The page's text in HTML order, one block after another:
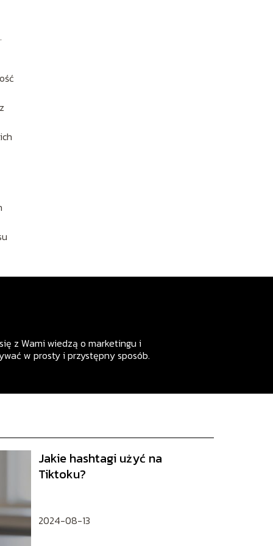
z Wami wiedzą o marketingu i
w prosty i przystępny sposób.
Jakie hashtagi użyć na
Tiktoku?
2024-08-13